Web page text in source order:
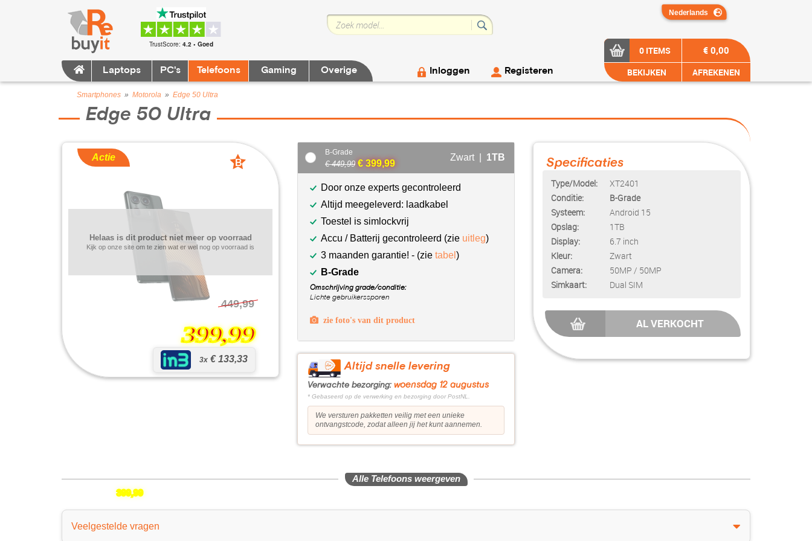
TrustScore: 4.2 • Goed
Laptops PC's Telefoons Gaming Overige Inloggen Registeren
0 ITEMS
BEKIJKEN
€ 0,00
AFREKENEN
Smartphones » Motorola » Edge 50 Ultra
Edge 50 Ultra
Actie
449,99
399,99
3x € 133,33
Helaas is dit product niet meer op voorraad
Kijk op onze site om te zien wat er wel nog op voorraad is
B
B-Grade
€ 449,99 € 399,99
Zwart | 1TB
Door onze experts gecontroleerd
Altijd meegeleverd: laadkabel
Toestel is simlockvrij
Accu / Batterij gecontroleerd (zie uitleg)
3 maanden garantie! - (zie tabel )
B-Grade
Omschrijving grade/conditie:
Lichte gebruikerssporen
zie foto's van dit product
Altijd snelle levering
Verwachte bezorging: woensdag 12 augustus
* Gebaseerd op de verwerking en bezorging door PostNL.
We versturen pakketten veilig met een unieke
ontvangstcode, zodat alleen jij het kunt aannemen.
Specificaties
Type/Model:
Conditie:
Systeem:
Opslag:
Display:
Kleur:
Camera:
Simkaart:
XT2401
B-Grade
Android 15
1TB
6.7 inch
Zwart
50MP / 50MP
Dual SIM
AL VERKOCHT
Alle Telefoons weergeven
399,99
Veelgestelde vragen